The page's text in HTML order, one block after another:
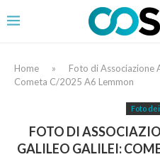
Home »
Foto di Associazione
Cometa C/2025 A6 Lemmon
Foto
FOTO DI
GALILEO GALILEI: